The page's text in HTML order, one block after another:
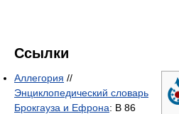
Ссылки
Аллегория //
Энциклопедический словарь
Брокгауза и Ефрона: В 86